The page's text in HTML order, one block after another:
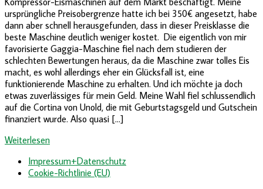
ursprüngliche Preisobergrenze hatte ich bei 350€ angesetzt, habe
dann aber schnell herausgefunden, dass in dieser Preisklasse die
beste Maschine deutlich weniger kostet. Die eigentlich von mir
favorisierte Gaggia-Maschine fiel nach dem studieren der
schlechten Bewertungen heraus, da die Maschine zwar tolles Eis
macht, es wohl allerdings eher ein Glücksfall ist, eine
funktionierende Maschine zu erhalten. Und ich möchte ja doch
etwas zuverlässiges für mein Geld. Meine Wahl fiel schlussendlich
auf die Cortina von Unold, die mit Geburtstagsgeld und Gutschein
finanziert wurde. Also quasi […]
Weiterlesen
Impressum+Datenschutz
Cookie-Richtlinie (EU)